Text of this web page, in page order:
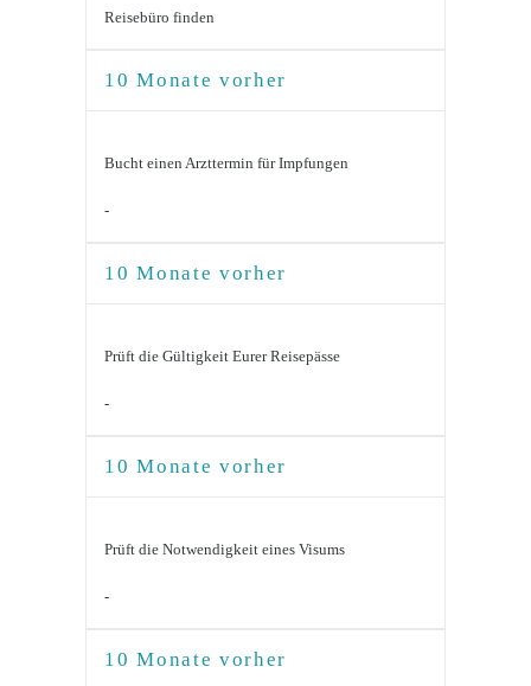
Reisebüro finden
10 Monate vorher
Bucht einen Arzttermin für Impfungen
-
10 Monate vorher
Prüft die Gültigkeit Eurer Reisepässe
-
10 Monate vorher
Prüft die Notwendigkeit eines Visums
-
10 Monate vorher